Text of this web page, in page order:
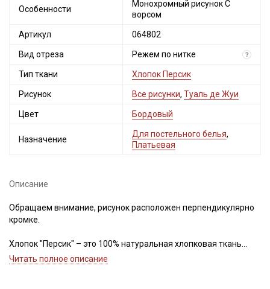
Особенности
Монохромный рисунок С
ворсом
Артикул 064802
Вид отреза Режем по нитке ?
Тип ткани Хлопок Персик
Рисунок Все рисунки, Туаль де Жуи
Цвет Бордовый
Назначение
Для постельного белья,
Платьевая
Описание
Обращаем внимание, рисунок расположен перпендикулярно
кромке.
Хлопок "Персик" – это 100% натуральная хлопковая ткань
саржевого переплетения, покоряющая своей мягкостью и
Читать полное описание
Секретная рассылка от Купава
Мы публикуем здесь дополнительные
промокоды и скидки до 30% на узкие
Электронная почта
Ознакомлен(а) с
данных
Даю